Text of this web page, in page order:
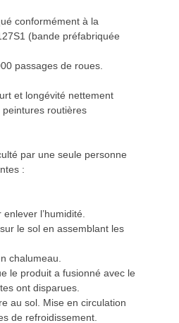
conformément à la
(bande préfabriquée
passages de roues.
et longévité nettement
routières
par une seule personne
:
l’humidité.
le sol en assemblant les
chalumeau.
le produit a fusionné avec le
ont disparues.
au sol. Mise en circulation
de refroidissement.